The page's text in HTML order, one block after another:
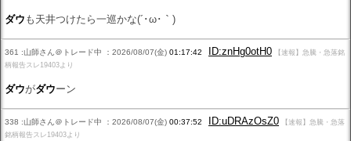
ダウ も天井つけたら一巡かな(´･ω･｀)
361 :山師さん＠トレード中 ：2026/08/07(金) 01:17:42 ID:znHg0otH0
【速報】急騰・急落銘
柄報告スレ19403より
ダウがダウーン
338 :山師さん＠トレード中 ：2026/08/07(金) 00:37:52 ID:uDRAzOsZ0
【速報】急騰・急落
銘柄報告スレ19403より